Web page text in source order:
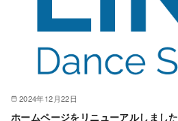
2024年12月22日
ホームページをリニューアルしました